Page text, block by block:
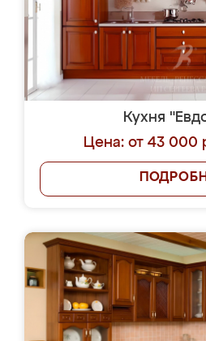
Кухня
Цена: от 43 000